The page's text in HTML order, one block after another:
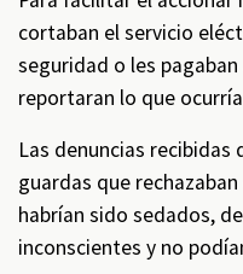
cortaban el servicio
seguridad o les
reportaran lo que
Las denuncias recibidas
guardas que
habrían sido sedados,
inconscientes y no